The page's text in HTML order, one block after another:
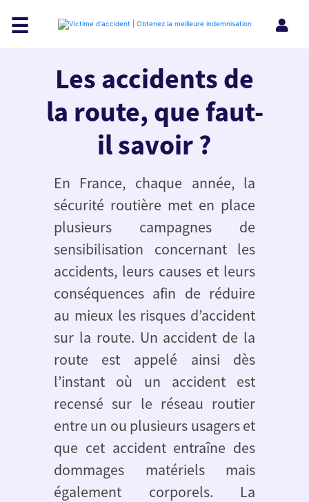
☰
Les accidents de
la route, que faut-
il savoir ?
En France, chaque année, la
sécurité routière met en place
plusieurs campagnes de
sensibilisation concernant les
accidents, leurs causes et leurs
conséquences afin de réduire
au mieux les risques d’accident
sur la route. Un accident de la
route est appelé ainsi dès
l’instant où un accident est
recensé sur le réseau routier
entre un ou plusieurs usagers et
que cet accident entraîne des
dommages matériels mais
également corporels. La